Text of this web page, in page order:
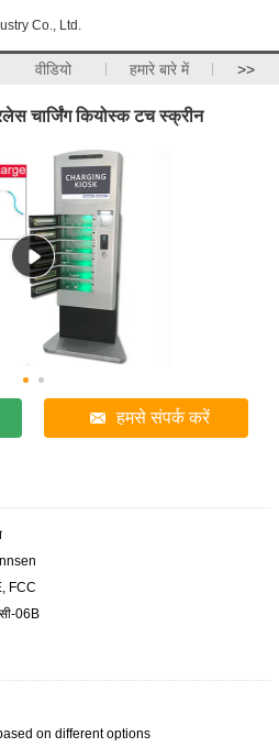
Co., Ltd.
वीडियो हमारे बारे में >>
चार्जिंग कियोस्क टच स्क्रीन
हमसे संपर्क करें
FCC
06B
on different options